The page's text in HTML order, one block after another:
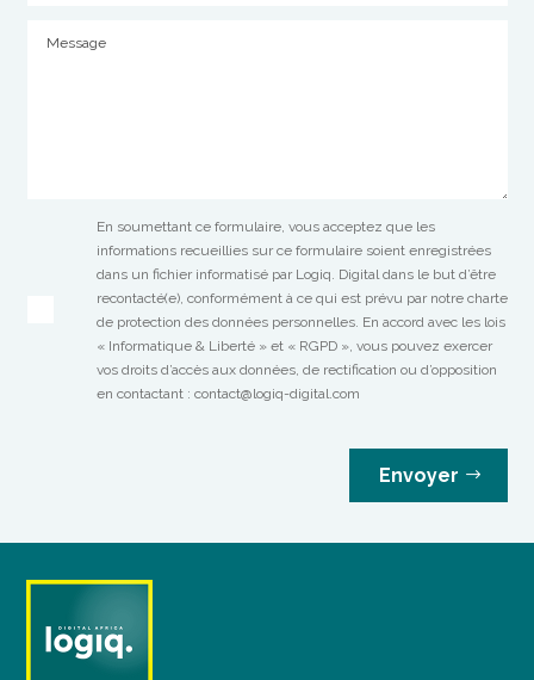
En soumettant ce formulaire, vous acceptez que les
informations recueillies sur ce formulaire soient enregistrées
dans un fichier informatisé par Logiq. Digital dans le but d’être
recontacté(e), conformément à ce qui est prévu par notre charte
de protection des données personnelles. En accord avec les lois
« Informatique & Liberté » et « RGPD », vous pouvez exercer
vos droits d’accès aux données, de rectification ou d’opposition
en contactant : contact@logiq-digital.com
Envoyer